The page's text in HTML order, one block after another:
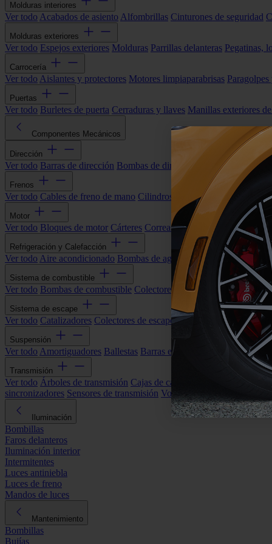
Molduras interiores
Ver todo Acabados de asiento Alfombrillas Cinturones de seguridad
Molduras exteriores
Ver todo Espejos exteriores Molduras Parrillas delanteras Pegatinas,
Carrocería
Ver todo Aislantes y protectores Motores limpiaparabrisas
Puertas
Ver todo Burletes de puerta Cerraduras y llaves Manillas exteriores
Componentes Mecánicos
Dirección
Ver todo Barras de dirección Bombas de dirección asistida
Frenos
Ver todo Cables de freno de mano Cilindros de freno Componentes
Motor
Ver todo Bloques de motor Cárteres Correas alternador Correas y
Refrigeración y Calefacción
Ver todo Aire acondicionado Bombas de agua Electroventiladores
Sistema de combustible
Ver todo Bombas de combustible Colectores de admisión Filtros de
Sistema de escape
Ver todo Catalizadores Colectores de escape Filtros de partículas
Suspensión
Ver todo Amortiguadores Ballestas Barras estabilizadoras Bieletas y
Transmisión
Ver todo Árboles de transmisión Cajas de cambios automáticas
sincronizadores Sensores de transmisión Volantes de motor
Iluminación
Bombillas
Faros delanteros
Iluminación interior
Intermitentes
Luces antiniebla
Luces de freno
Mandos de luces
Mantenimiento
Bombillas
Bujías